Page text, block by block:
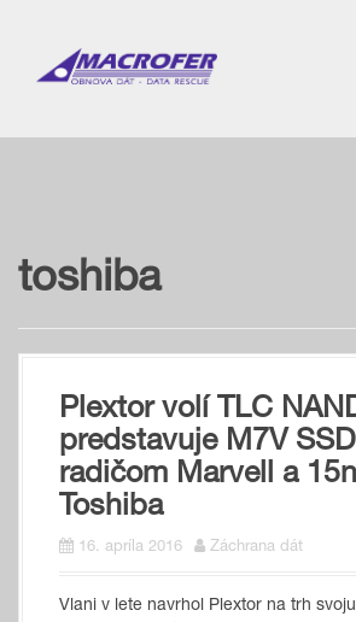
o
toshiba
Plextor volí TLC
predstavuje M7V
radičom Marvell a
Toshiba
16. apríla 2016 Záchrana dát
Vlani v lete navrhol Plextor na trh